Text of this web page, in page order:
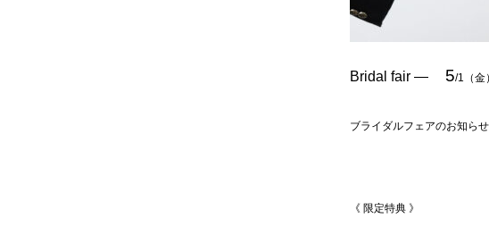
Bridal fair ― 5/1（金
ブライダルフェアのお知らせ
《 限定特典 》